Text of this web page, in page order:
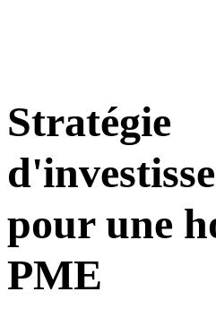
Stratégie
pour une
PME